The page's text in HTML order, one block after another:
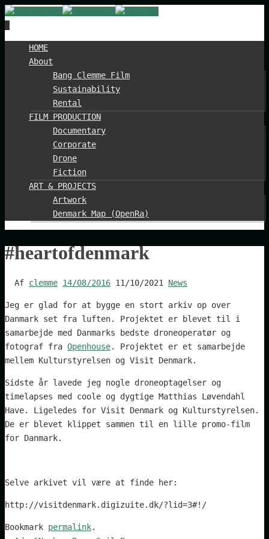
SpringHOME
About
Bang Clemme Film
Sustainability
Rental
FILM PRODUCTION
Documentary
Corporate
Drone
Fiction
ART & PROJECTS
Artwork
Denmark Map (OpenRa)
#heartofdenmark
Af clemme 14/08/2016 11/10/2021 News
Jeg er glad for at bygge en stort arkiv op over
Danmark set fra luften. Projektet er blevet til i
samarbejde med Danmarks bedste droneoperatør og
fotograf fra Openhouse. Projektet er et samarbejde
mellem Kulturstyrelsen og Visit Denmark.
Sidste år lavede jeg nogle droneoptagelser og
timelapses med coole og dygtige Matthias Løvendahl
Have. Ligeledes for Visit Denmark og Kulturstyrelsen.
De er blevet klippet sammen til en lille promo-film
for Danmark.
Selve arkivet vil være at finde her:
http://visitdenmark.digizuite.dk/?lid=3#!/
Bookmark permalink.